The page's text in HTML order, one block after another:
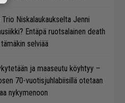
Niskalaukaukselta Jenni
Entäpä ruotsalainen death
selviää
ja maaseutu köyhtyy –
70-vuotisjuhlabiisillä otetaan
nykymenoon